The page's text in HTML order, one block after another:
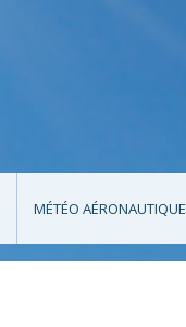
MÉTÉO AÉRONAUTIQUE